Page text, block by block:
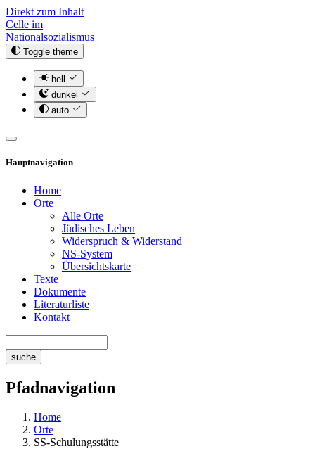
Direkt zum Inhalt
Celle im
Nationalsozialismus
Toggle theme
hell
dunkel
auto
Hauptnavigation
Home
Orte
Alle Orte
Jüdisches Leben
Widerspruch & Widerstand
NS-System
Übersichtskarte
Texte
Dokumente
Literaturliste
Kontakt
Pfadnavigation
Home
Orte
SS-Schulungsstätte